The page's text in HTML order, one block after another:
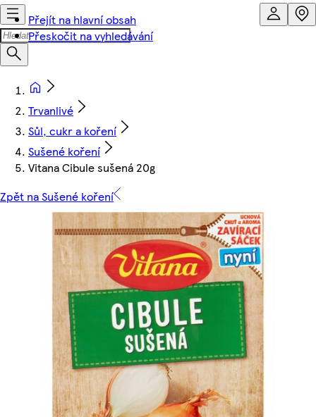
Přejít na hlavní obsah
Přeskočit na vyhledávání
Trvanlivé
Sůl, cukr a koření
Sušené koření
Vitana Cibule sušená 20g
Zpět na Sušené koření